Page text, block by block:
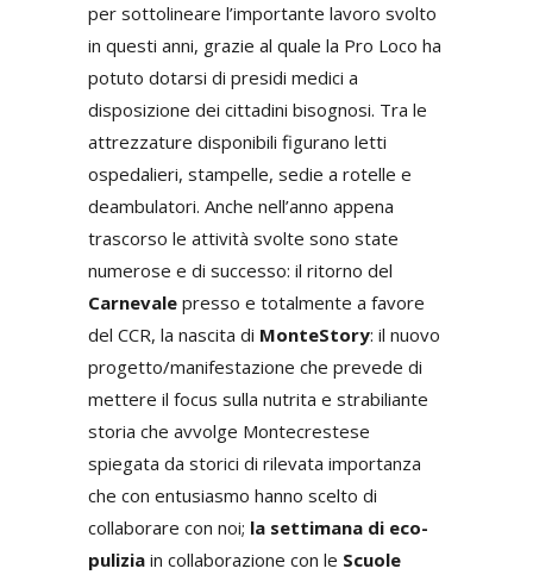
per sottolineare l’importante lavoro svolto
in questi anni, grazie al quale la Pro Loco ha
potuto dotarsi di presidi medici a
disposizione dei cittadini bisognosi. Tra le
attrezzature disponibili figurano letti
ospedalieri, stampelle, sedie a rotelle e
deambulatori. Anche nell’anno appena
trascorso le attività svolte sono state
numerose e di successo: il ritorno del
Carnevale presso e totalmente a favore
del CCR, la nascita di MonteStory: il nuovo
progetto/manifestazione che prevede di
mettere il focus sulla nutrita e strabiliante
storia che avvolge Montecrestese
spiegata da storici di rilevata importanza
che con entusiasmo hanno scelto di
collaborare con noi; la settimana di eco-
pulizia in collaborazione con le Scuole